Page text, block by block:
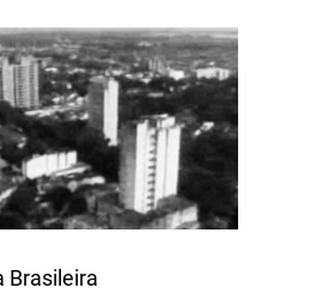
Brasileira